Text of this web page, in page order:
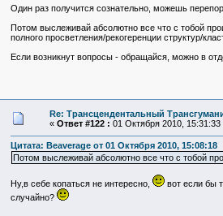
Один раз получится сознательно, можешь
Потом выслеживай абсолютно все что с тобой
полного просветления/рекогеренции структур/
Если возникнут вопросы - обращайся, можно в
Re: Трансцендентальный
« Ответ #122 : 01 Октября 2010, 15:31:33
Цитата: Beaverage от 01 Октября 2010, 15:08:18
Потом выслеживай абсолютно все что с тобой
Ну,в себе копаться не интересно,
вот если бы
случайно?